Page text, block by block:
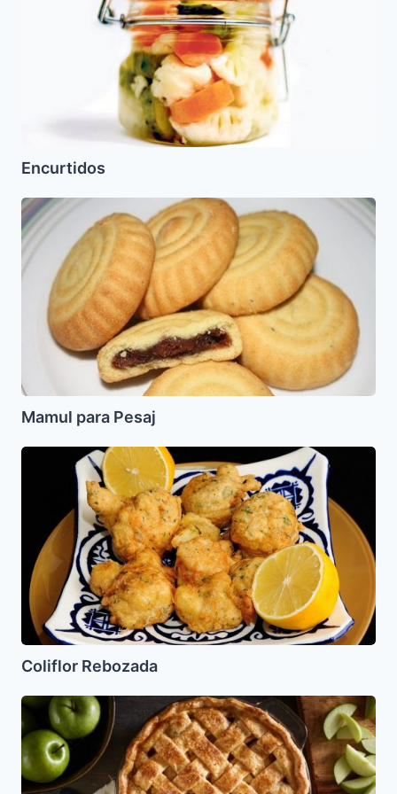
Encurtidos
Mamul
para
Pesaj
Mamul para Pesaj
Coliflor
Rebozada
Coliflor Rebozada
Pastel
de
Manzanas
Rapido